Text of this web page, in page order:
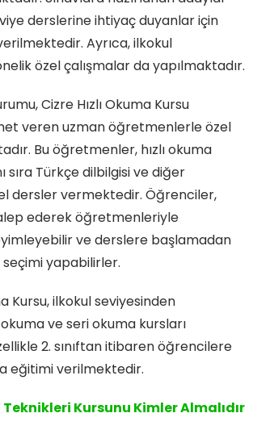
derslerine ihtiyaç duyanlar için
Ayrıca, ilkokul
özel çalışmalar da yapılmaktadır.
Cizre Hızlı Okuma Kursu
veren uzman öğretmenlerle özel
Bu öğretmenler, hızlı okuma
sıra Türkçe dilbilgisi ve diğer
dersler vermektedir. Öğrenciler,
ederek öğretmenleriyle
ve derslere başlamadan
yapabilirler.
Kursu, ilkokul seviyesinden
ve seri okuma kursları
2. sınıftan itibaren öğrencilere
eğitimi verilmektedir.
Kursunu Kimler Almalıdır